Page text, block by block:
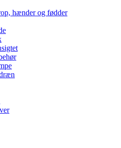
hænder og fødder